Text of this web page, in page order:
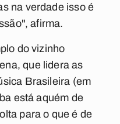
na verdade isso é
afirma.
do vizinho
que lidera as
Brasileira (em
está aquém de
para o que é de